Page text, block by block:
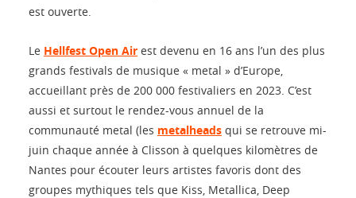
est ouverte.
Le Hellfest Open Air est devenu en 16 ans l’un des plus
grands festivals de musique « metal » d’Europe,
accueillant près de 200 000 festivaliers en 2023. C’est
aussi et surtout le rendez-vous annuel de la
communauté metal (les metalheads qui se retrouve mi-
juin chaque année à Clisson à quelques kilomètres de
Nantes pour écouter leurs artistes favoris dont des
groupes mythiques tels que Kiss, Metallica, Deep